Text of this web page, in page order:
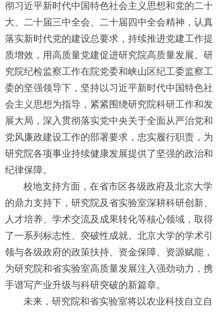
彻习近平新时代中国特色社会主义思想和党的二十
大、二十届三中全会、二十届四中全会精神，认真
落实新时代党的建设总要求，持续推进党建工作提
质增效，用高质量党建促进研究院高质量发展。研
究院纪检监察工作在院党委和峡山区纪工委监察工
委的坚强领导下，坚持以习近平新时代中国特色社
会主义思想为指导，紧紧围绕研究院科研工作和发
展大局，深入贯彻落实党中央关于全面从严治党和
党风廉政建设工作的部署要求，忠实履行职责，为
研究院各项事业持续健康发展提供了坚强的政治和
纪律保障。
校地支持方面，在省市区各级政府及北京大学
的鼎力支持下，研究院及省实验室深耕科研创新、
人才培养、学术交流及成果转化等核心领域，取得
了一系列标志性、突破性成就。北京大学的学术引
领与各级政府的政策扶持、资金保障、资源赋能，
为研究院和省实验室高质量发展注入强劲动力，携
手谱写产业升级与科研突破的新篇章。
未来，研究院和省实验室将以农业科技自立自